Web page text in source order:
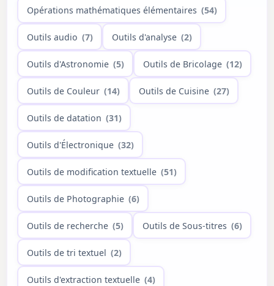
Opérations mathématiques élémentaires (54)
Outils audio (7) Outils d'analyse (2)
Outils d'Astronomie (5) Outils de Bricolage (12)
Outils de Couleur (14) Outils de Cuisine (27)
Outils de datation (31)
Outils d'Électronique (32)
Outils de modification textuelle (51)
Outils de Photographie (6)
Outils de recherche (5) Outils de Sous-titres (6)
Outils de tri textuel (2)
Outils d'extraction textuelle (4)